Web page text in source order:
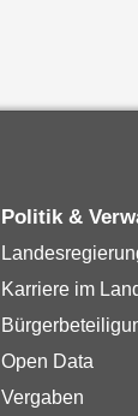
Politik &
Karriere im
Open Data
Vergaben